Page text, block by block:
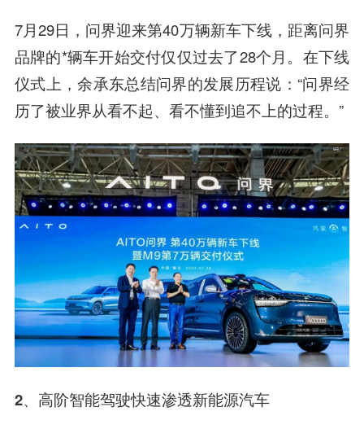
7月29日，问界迎来第40万辆新车下线，距离问界
品牌的*辆车开始交付仅仅过去了28个月。在下线
仪式上，余承东总结问界的发展历程说：“问界经
历了被业界从看不起、看不懂到追不上的过程。”
2、高阶智能驾驶快速渗透新能源汽车